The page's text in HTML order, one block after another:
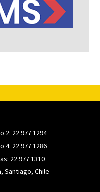
2: 22 977 1294
4: 22 977 1286
22 977 1310
Santiago, Chile